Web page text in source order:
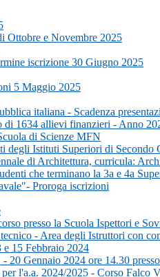
Ottobre e Novembre 2025
iscrizione 30 Giugno 2025
5 Maggio 2025
italiana - Scadenza
di 1634 allievi finanzieri - Anno
di Scienze MFN
degli Istituti Superiori di Secondo
di Architettura, curricula:
che terminano la 3a e 4a
Proroga iscrizioni
presso la Scuola Ispettori e
- Area degli Istruttori con
15 Febbraio 2024
Gennaio 2024 ore 14.30
l'a.a. 2024/2025 - Corso Falco